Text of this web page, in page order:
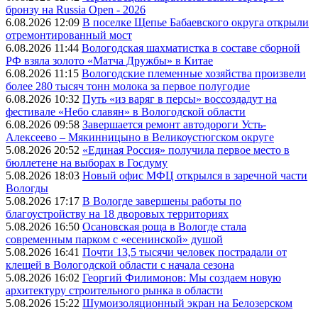
бронзу на Russia Open - 2026
6.08.2026 12:09 В поселке Щепье Бабаевского округа открыли
отремонтированный мост
6.08.2026 11:44 Вологодская шахматистка в составе сборной
РФ взяла золото «Матча Дружбы» в Китае
6.08.2026 11:15 Вологодские племенные хозяйства произвели
более 280 тысяч тонн молока за первое полугодие
6.08.2026 10:32 Путь «из варяг в персы» воссоздадут на
фестивале «Небо славян» в Вологодской области
6.08.2026 09:58 Завершается ремонт автодороги Усть-
Алексеево – Мякинницыно в Великоустюгском округе
5.08.2026 20:52 «Единая Россия» получила первое место в
бюллетене на выборах в Госдуму
5.08.2026 18:03 Новый офис МФЦ открылся в заречной части
Вологды
5.08.2026 17:17 В Вологде завершены работы по
благоустройству на 18 дворовых территориях
5.08.2026 16:50 Осановская роща в Вологде стала
современным парком с «есенинской» душой
5.08.2026 16:41 Почти 13,5 тысячи человек пострадали от
клещей в Вологодской области с начала сезона
5.08.2026 16:02 Георгий Филимонов: Мы создаем новую
архитектуру строительного рынка в области
5.08.2026 15:22 Шумоизоляционный экран на Белозерском